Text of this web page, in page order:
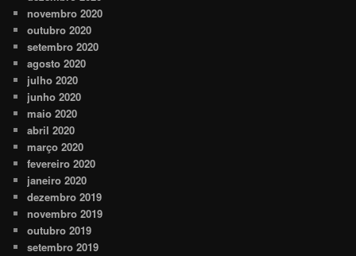
novembro 2020
outubro 2020
setembro 2020
agosto 2020
julho 2020
junho 2020
maio 2020
abril 2020
março 2020
fevereiro 2020
janeiro 2020
dezembro 2019
novembro 2019
outubro 2019
setembro 2019